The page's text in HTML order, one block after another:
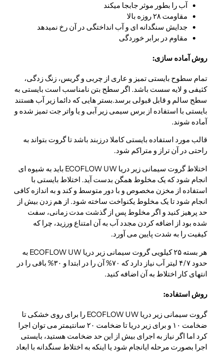
آب را بطور موثر جابجا میکند
مقاومت ۲۸ روزه بالا
جدایش سنگدانه ای و آب انداختگی در آن رخ نمیدهد
مقاوم در برابر خوردگی
روش آماده سازی:
تمام سطوح بایستی تمیز و عاری از چربی و گریس، زنگ زدگی،
کثیفی و لایه سست باشد. اگر سطح بتن نامناسب است بایستی به
سطح سالم و قابل قبولی برسد.بستر هایی که دائما زیر آب هستند
بایستی با استفاده از برس سیمی زیر آبی و یا واتر جت تمیز شده و
آماده شوند.
قالب مورد استفاده بایستی کاملا درزبند باشد تا گروت بتواند به
راحتی در آن تراز و متراکم شود.
اختلاط گروت سیمانی زیر دریا ECOFLOW UW باید به شیوه ای
انجام شود که یک مخلوط همگن بدست آید. اختلاط بایستی با
استفاده از مخزن مخصوص و با دور متوسط و کند و به اندازه کافی
انجام شود تا یک مخلوط یکنواخت ساخته شود. از هم زدن بیش از
حد پرهیز کنید و اگر مخلوط پس از گذشت مدت زمانی، سفت
شده بود از اضافه کردن مجدد آب به آن امتناع ورزید، چرا که
کیفیت را به شدت پایین می آورد.
هر بسته ۲۵ کیلویی گروت سیمانی زیر دریا ECOFLOW UW به
حدود ۴/۷ لیتر آب نیاز دارد که ۷۰% آن را در ابتدا و ۳۰% باقی را در
انتهای کار اختلاط به آن اضافه کنید.
روش استفاده:
گروت سیمانی زیر دریا ECOFLOW UW را برای روی خشکی تا
ضخامت ۱۰ و برای زیر دریا تا ضخامت ۲۰ سانتیمتر می توان اجرا
کرد اما اگر نیاز به اجرای بیش از این حد ضخامت هستید، بایستی
اجرا بصورت مرحله ایانجام شود یا اینکه به اختلاط سنگدانه با ابعاد